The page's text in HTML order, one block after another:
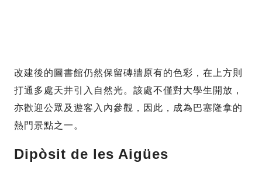
改建後的圖書館仍然保留磚牆原有的色彩，在上方則
打通多處天井引入自然光。該處不僅對大學生開放，
亦歡迎公眾及遊客入內參觀，因此，成為巴塞隆拿的
熱門景點之一。
Dipòsit de les Aigües